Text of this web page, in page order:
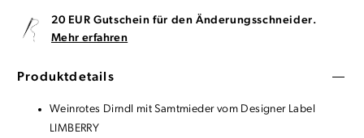
20 EUR Gutschein für den Änderungsschneider.
Mehr erfahren
Produktdetails
Weinrotes Dirndl mit Samtmieder vom Designer Label
LIMBERRY